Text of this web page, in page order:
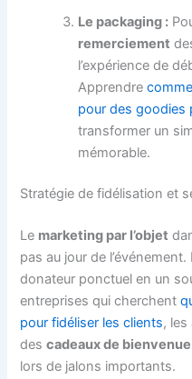
Le packaging :
remerciement
l’expérience de
Apprendre
pour des goodies
transformer un
mémorable.
Stratégie de fidélisation et
Le marketing par l’objet
pas au jour de
donateur ponctuel en un
entreprises qui cherchent
pour fidéliser les clients,
descadeaux de bienvenue
lors de jalons importants.